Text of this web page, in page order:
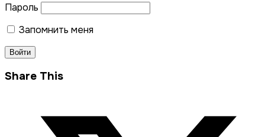
Пароль
Запомнить меня
Share This